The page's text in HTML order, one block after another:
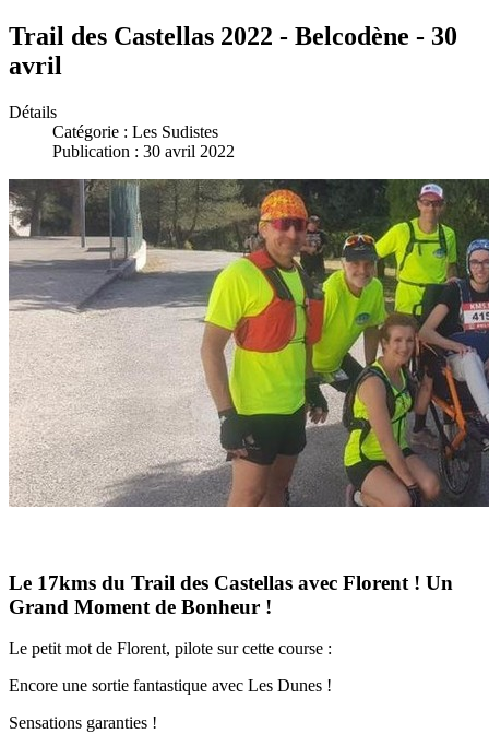
Trail des Castellas 2022 - Belcodène - 30
avril
Détails
Catégorie : Les Sudistes
Publication : 30 avril 2022
Le 17kms du Trail des Castellas avec Florent ! Un
Grand Moment de Bonheur !
Le petit mot de Florent, pilote sur cette course :
Encore une sortie fantastique avec Les Dunes !
Sensations garanties !